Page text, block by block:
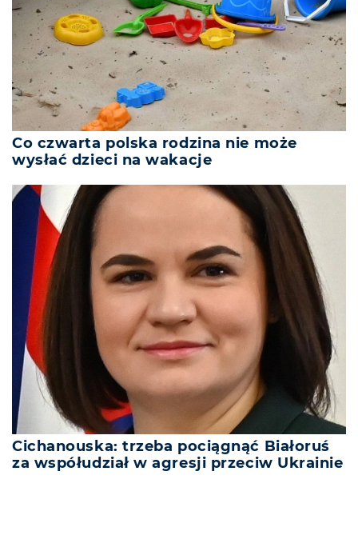
Co czwarta polska rodzina nie może
wysłać dzieci na wakacje
Cichanouska: trzeba pociągnąć Białoruś
za współudział w agresji przeciw Ukrainie